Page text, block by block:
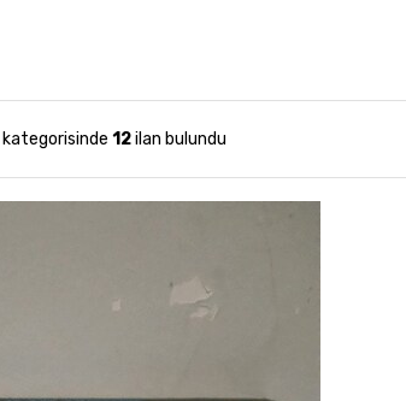
kategorisinde 12ilan bulundu